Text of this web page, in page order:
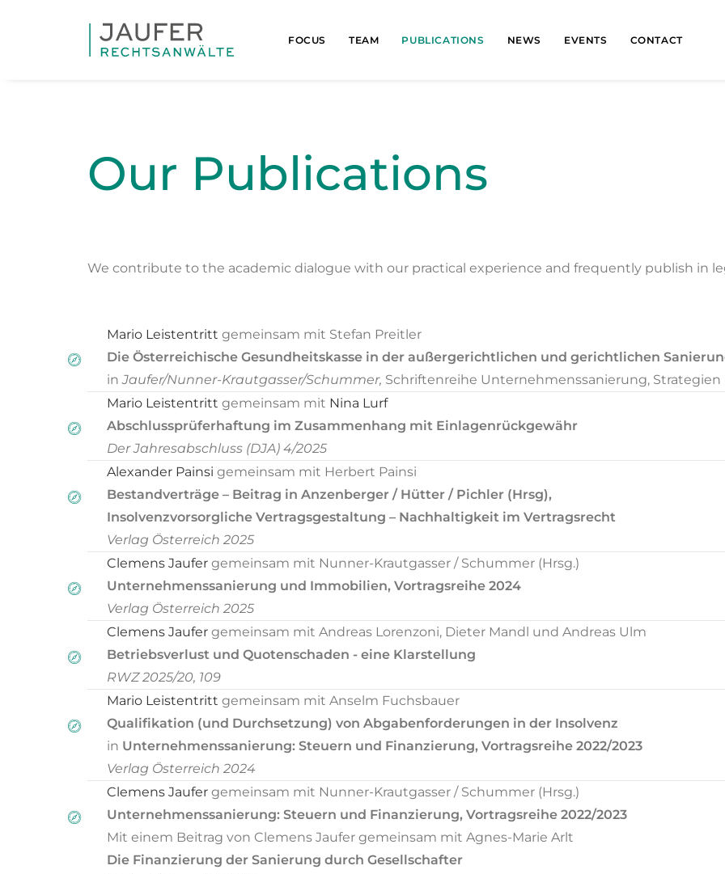
FOCUS TEAM PUBLICATIONS NEWS EVENTS CONTACT
Our Publications
We contribute to the academic dialogue with our practical experience and frequently publish in
Mario Leistentritt gemeinsam mit Stefan Preitler
Die Österreichische Gesundheitskasse in der außergerichtlichen und gerichtlichen
inJaufer/Nunner-Krautgasser/Schummer, Schriftenreihe Unternehmenssanierung, Strategien
Mario Leistentritt gemeinsam mit Nina Lurf
Abschlussprüferhaftung im Zusammenhang mit Einlagenrückgewähr
Der Jahresabschluss (DJA) 4/2025
Alexander Painsi gemeinsam mit Herbert Painsi
Bestandverträge – Beitrag in Anzenberger / Hütter / Pichler (Hrsg),
Insolvenzvorsorgliche Vertragsgestaltung – Nachhaltigkeit im Vertragsrecht
Verlag Österreich 2025
Clemens Jaufer gemeinsam mit Nunner-Krautgasser / Schummer (Hrsg.)
Unternehmenssanierung und Immobilien, Vortragsreihe 2024
Verlag Österreich 2025
Clemens Jaufer gemeinsam mit Andreas Lorenzoni, Dieter Mandl und Andreas Ulm
Betriebsverlust und Quotenschaden - eine Klarstellung
RWZ 2025/20, 109
Mario Leistentritt gemeinsam mit Anselm Fuchsbauer
Qualifikation (und Durchsetzung) von Abgabenforderungen in der Insolvenz
in Unternehmenssanierung: Steuern und Finanzierung, Vortragsreihe 2022/2023
Verlag Österreich 2024
Clemens Jaufer gemeinsam mit Nunner-Krautgasser / Schummer (Hrsg.)
Unternehmenssanierung: Steuern und Finanzierung, Vortragsreihe 2022/2023
Mit einem Beitrag von Clemens Jaufer gemeinsam mit Agnes-Marie Arlt
Die Finanzierung der Sanierung durch Gesellschafter